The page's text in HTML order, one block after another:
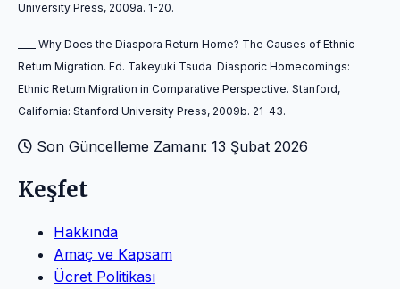
University Press, 2009a. 1-20.
____ Why Does the Diaspora Return Home? The Causes of Ethnic
Return Migration. Ed. Takeyuki Tsuda Diasporic Homecomings:
Ethnic Return Migration in Comparative Perspective. Stanford,
California: Stanford University Press, 2009b. 21-43.
Son Güncelleme Zamanı: 13 Şubat 2026
Keşfet
Hakkında
Amaç ve Kapsam
Ücret Politikası